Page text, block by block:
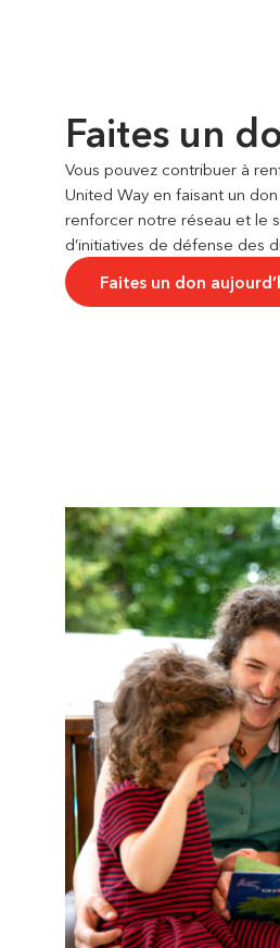
Faites un
Vous pouvez contribuer à
United Way en faisant un
renforcer notre réseau et le
d’initiatives de défense des
Faites un don